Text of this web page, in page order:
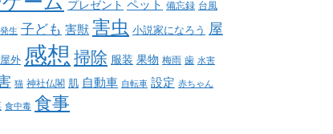
プレゼント ペット 備忘録 台風
生 子ども 害獣 害虫 小説家になろう 屋
屋外 感想 掃除 服装 果物 梅雨 歯 水害
猫 神社仏閣 肌 自動車 自転車 設定 赤ちゃん
食中毒 食事